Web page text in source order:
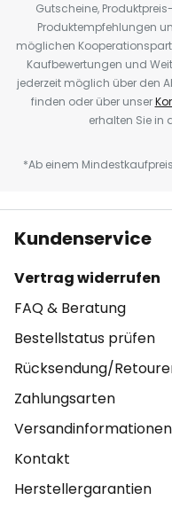
Gutscheine,
Produktempfehlungen
möglichen
Kaufbewertungen und
jederzeit möglich über den
finden oder über unser
erhalten Sie in
*Ab einem
Kundenservice
Vertrag widerrufen
FAQ & Beratung
Bestellstatus prüfen
Rücksendung/
Zahlungsarten
Versandinformationen
Kontakt
Herstellergarantien